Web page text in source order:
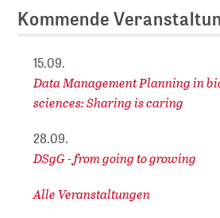
Kommende
15.09.
Data Management Planning in
sciences: Sharing is caring
28.09.
DSgG - from going to growing
Alle Veranstaltungen